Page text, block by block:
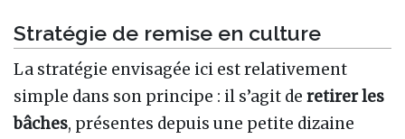
Stratégie de remise en culture
La stratégie envisagée ici est relativement
simple dans son principe : il s’agit de retirer les
bâches, présentes depuis une petite dizaine